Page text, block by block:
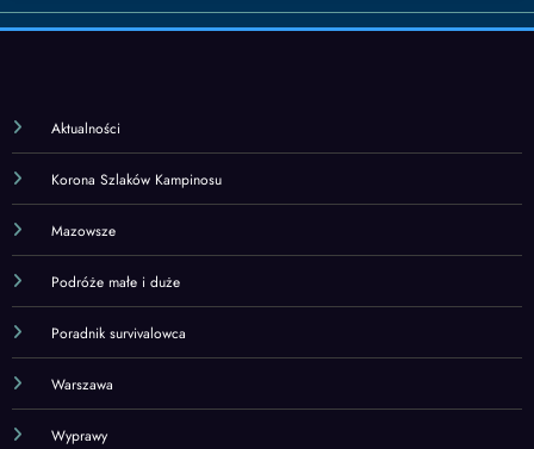
Aktualności
Korona Szlaków Kampinosu
Mazowsze
Podróże małe i duże
Poradnik survivalowca
Warszawa
Wyprawy